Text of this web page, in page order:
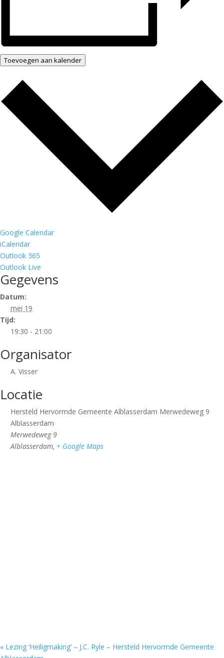
Toevoegen aan kalender
Google Calendar
iCalendar
Outlook 365
Outlook Live
Gegevens
Datum:
mei 19
Tijd:
19:30 - 21:00
Organisator
A. Visser
Locatie
Hersteld Hervormde Gemeente Alblasserdam Merwedeweg 9
Alblasserdam
Merwedeweg 9
Alblasserdam, + Google Maps
« Lezing ‘Heiligmaking’ – J.C. Ryle – Hersteld Hervormde Gemeente